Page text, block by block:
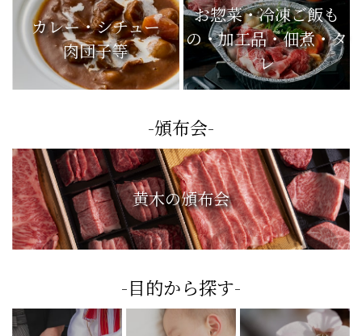
カレー・シチュー
肉団子等
お惣菜・冷凍ご飯も
の・加工品・佃煮・タ
レ
-頒布会-
黄木の頒布会
-目的から探す-